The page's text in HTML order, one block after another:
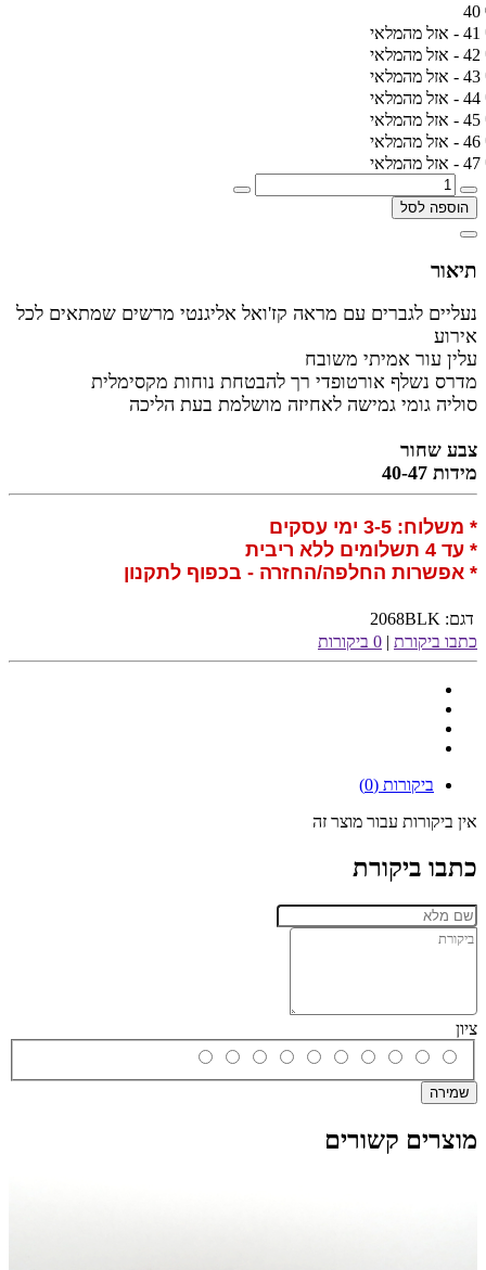
40
41 - אזל מהמלאי
42 - אזל מהמלאי
43 - אזל מהמלאי
44 - אזל מהמלאי
45 - אזל מהמלאי
46 - אזל מהמלאי
47 - אזל מהמלאי
הוספה לסל
תיאור
נעליים לגברים עם מראה קז'ואל אליגנטי מרשים שמתאים לכל
אירוע
עלין עור אמיתי משובח
מדרס נשלף אורטופדי רך להבטחת נוחות מקסימלית
סוליה גומי גמישה לאחיזה מושלמת בעת הליכה
צבע שחור
מידות 40-47
* משלוח: 3-5 ימי עסקים
* עד 4 תשלומים ללא ריבית
* אפשרות החלפה/החזרה - בכפוף לתקנון
דגם: 2068BLK
כתבו ביקורת | 0 ביקורות
ביקורות (0)
אין ביקורות עבור מוצר זה
כתבו ביקורת
ציון
שמירה
מוצרים קשורים